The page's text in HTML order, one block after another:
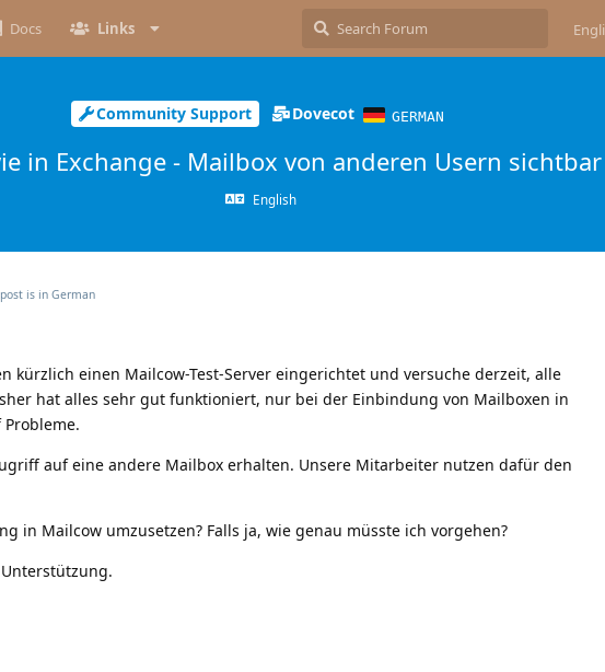
Docs Links
Community Support Dovecot GERMAN
in Exchange - Mailbox von anderen Usern
English
is in German
kürzlich einen Mailcow-Test-Server eingerichtet und versuche derzeit, alle
hat alles sehr gut funktioniert, nur bei der Einbindung von Mailboxen in
auf eine andere Mailbox erhalten. Unsere Mitarbeiter nutzen dafür den
in Mailcow umzusetzen? Falls ja, wie genau müsste ich vorgehen?